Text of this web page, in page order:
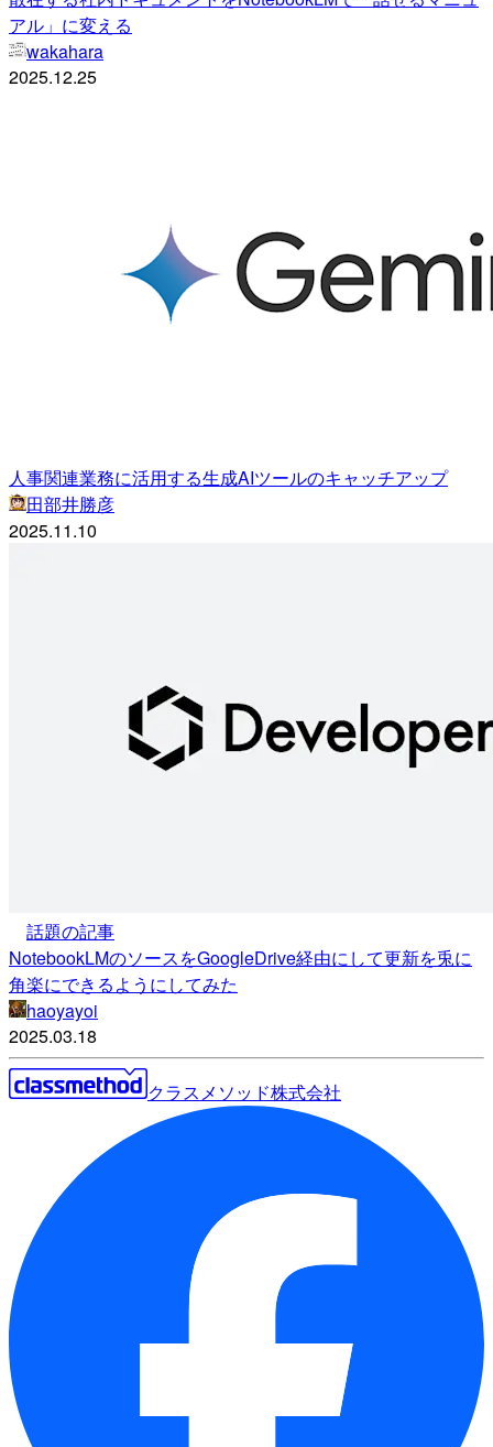
アル」に変える
wakahara
2025.12.25
人事関連業務に活用する生成AIツールのキャッチアップ
田部井勝彦
2025.11.10
話題の記事
NotebookLMのソースをGoogleDrive経由にして更新を兎に
角楽にできるようにしてみた
haoyayoi
2025.03.18
クラスメソッド株式会社